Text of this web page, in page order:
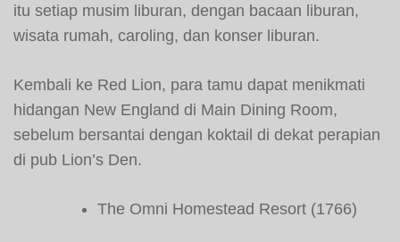
itu setiap musim liburan, dengan bacaan liburan,
wisata rumah, caroling, dan konser liburan.
Kembali ke Red Lion, para tamu dapat menikmati
hidangan New England di Main Dining Room,
sebelum bersantai dengan koktail di dekat perapian
di pub Lion’s Den.
The Omni Homestead Resort (1766)